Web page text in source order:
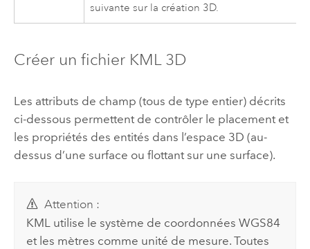
suivante sur la création 3D.
Créer un fichier KML 3D
Les attributs de champ (tous de type entier) décrits
ci-dessous permettent de contrôler le placement et
les propriétés des entités dans l’espace 3D (au-
dessus d’une surface ou flottant sur une surface).
Attention :
KML utilise le système de coordonnées WGS84
et les mètres comme unité de mesure. Toutes